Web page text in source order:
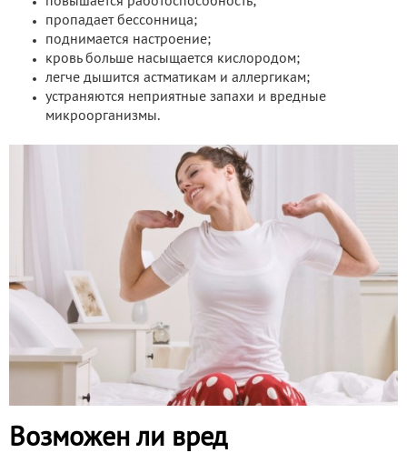
пропадает бессонница;
поднимается настроение;
кровь больше насыщается кислородом;
легче дышится астматикам и аллергикам;
устраняются неприятные запахи и вредные
микроорганизмы.
Возможен ли вред